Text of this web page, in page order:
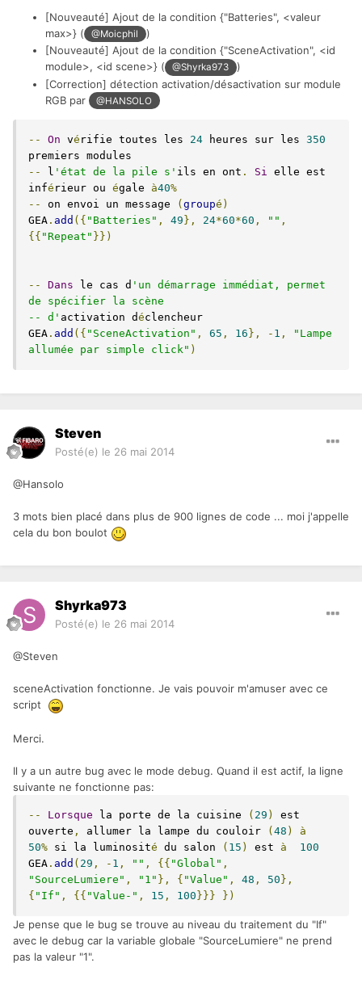
[Nouveauté] Ajout de la condition {"Batteries", <valeur
max>} (
@Moicphil
)
[Nouveauté] Ajout de la condition {"SceneActivation", <id
module>, <id scene>} (
@Shyrka973
)
[Correction] détection activation/désactivation sur module
RGB par
@HANSOLO
-- On vé rifie toutes les 24 heures sur les 350
--
l 'état de la pile s' ils en ont . Si
elle est
infé rieur ou égale à40%
--
on envoi un message ( groupé)
GEA . add ({ "Batteries" , 49 }, 24*60*60 , "" ,
{{ "Repeat" }})
-- Dans le cas d 'un démarrage immédiat, permet
de spécifier la scène
-- d' activation déclencheur
GEA . add ({ "SceneActivation" , 65 , 16 }, - 1 ,
"Lampe
allumée par simple click" )
Steven
Posté(e) le 26 mai 2014
@Hansolo
3 mots bien placé dans plus de 900 lignes de code ... moi j'appelle
cela du bon boulot
Shyrka973
Posté(e) le 26 mai 2014
@Steven
sceneActivation fonctionne. Je vais pouvoir m'amuser avec ce
script
Merci.
Il y a un autre bug avec le mode debug. Quand il est actif, la ligne
suivante ne fonctionne pas:
-- Lorsque la porte de la cuisine ( 29 )
est
ouverte , allumer la lampe du couloir ( 48 )
à
50% si la luminosité du salon ( 15 ) est à
100
GEA . add ( 29 , - 1 , "" , {{ "Global" ,
"SourceLumiere" , "1" }, { "Value" , 48 , 50 },
{ "If" , {{ "Value-" , 15 , 100 }}} })
Je pense que le bug se trouve au niveau du traitement du "If"
avec le debug car la variable globale "SourceLumiere" ne prend
pas la valeur "1".